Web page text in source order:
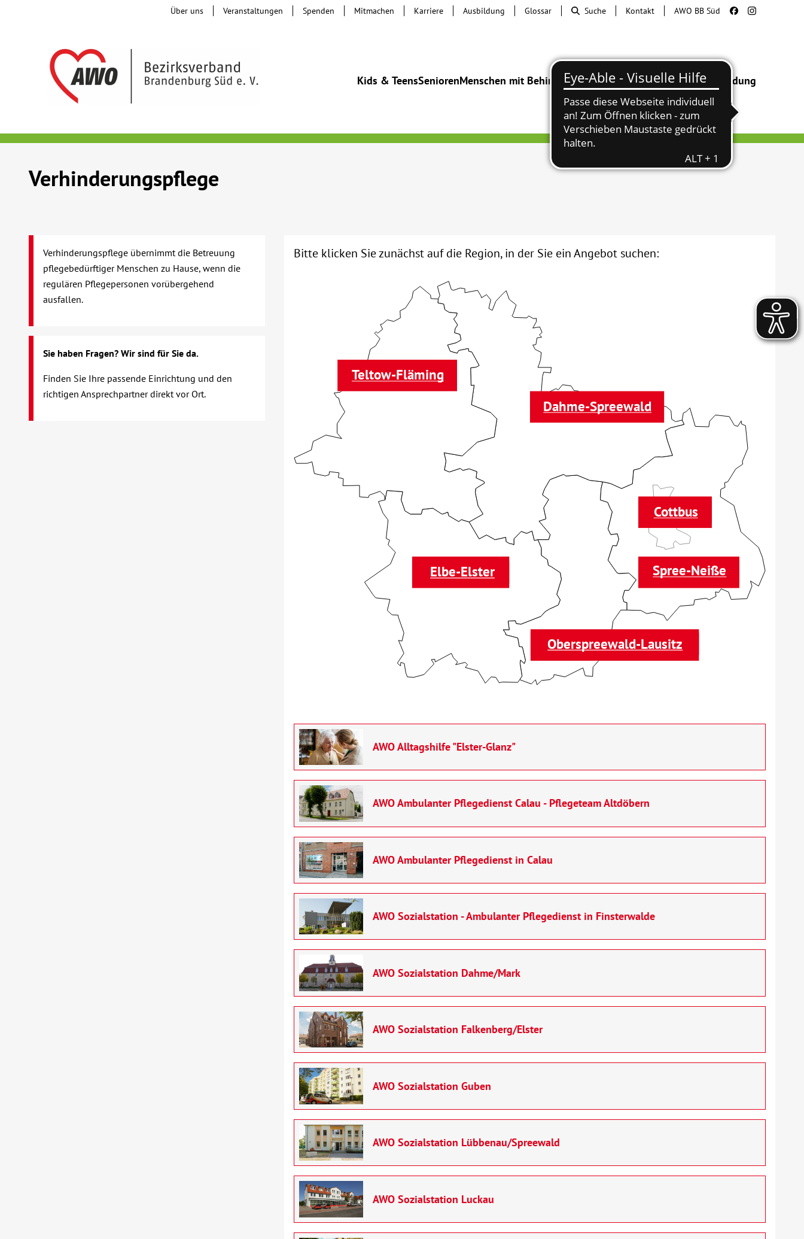
Kids & TeensSeniorenMenschen mit BehinderungBeratung & HilfeBegegnung Bildung
Über uns Veranstaltungen Spenden Mitmachen Karriere Ausbildung Glossar Suche Kontakt AWO BB Süd
Verhinderungspflege
Bitte klicken Sie zunächst auf die Region, in der Sie ein Angebot suchen:
Oberspreewald-Lausitz
Spree-Neiße
Cottbus
Elbe-Elster
Dahme-Spreewald
Teltow-Fläming
AWO Alltagshilfe "Elster-Glanz"
AWO Ambulanter Pflegedienst Calau - Pflegeteam Altdöbern
AWO Ambulanter Pflegedienst in Calau
AWO Sozialstation - Ambulanter Pflegedienst in Finsterwalde
AWO Sozialstation Dahme/Mark
AWO Sozialstation Falkenberg/Elster
AWO Sozialstation Guben
AWO Sozialstation Lübbenau/Spreewald
AWO Sozialstation Luckau
Verhinderungspflege übernimmt die Betreuung
pflegebedürftiger Menschen zu Hause, wenn die
regulären Pflegepersonen vorübergehend
ausfallen.
Sie haben Fragen? Wir sind für Sie da.
Finden Sie Ihre passende Einrichtung und den
richtigen Ansprechpartner direkt vor Ort.